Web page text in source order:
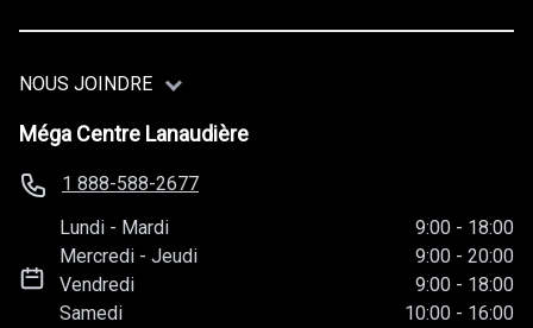
NOUS JOINDRE
Méga Centre Lanaudière
1 888-588-2677
Lundi - Mardi 9:00 - 18:00
Mercredi -Jeudi 9:00 - 20:00
Vendredi
9:00 - 18:00
Samedi
10:00 - 16:00